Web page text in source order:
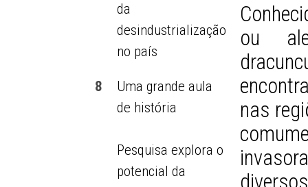
da
desindustrialização
no país
8
Uma grande aula
de história
Pesquisa explora o
potencial da
ou
nas